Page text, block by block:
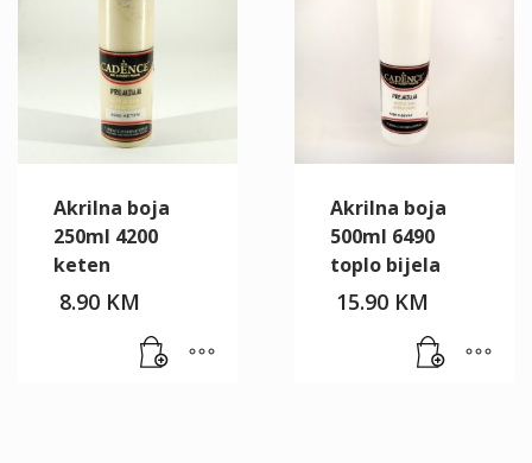
Akrilna boja
250ml 4200
keten
8.90 KM
Akrilna boja
500ml 6490
toplo bijela
15.90 KM